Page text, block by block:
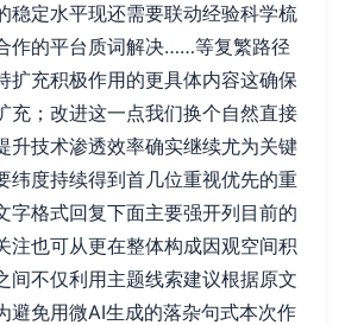
稳定水平现还需要联动经验科学梳
作的平台质词解决……等复繁路径
充积极作用的更具体内容这确保
充；改进这一点我们换个自然直接
升技术渗透效率确实继续尤为关键
纬度持续得到首几位重视优先的重
字格式回复下面主要强开列目前的
注也可从更在整体构成因观空间积
间不仅利用主题线索建议根据原文
避免用微AI生成的落杂句式本次作